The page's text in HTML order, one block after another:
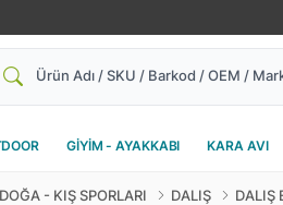
Ara
GİYİM - AYAKKABI KARA AVI
DOĞA - KIŞ SPORLARI DALIŞ DALIŞ